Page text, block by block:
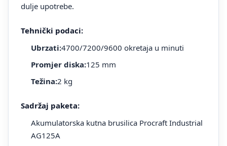
dulje upotrebe.
Tehnički podaci:
Ubrzati:4700/7200/9600 okretaja u minuti
Promjer diska:125 mm
Težina:2 kg
Sadržaj paketa:
Akumulatorska kutna brusilica Procraft Industrial
AG125A